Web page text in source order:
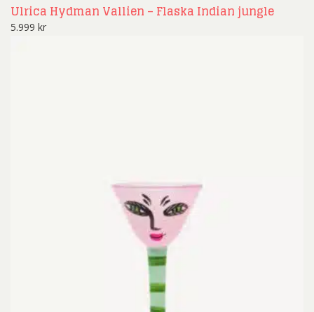
Ulrica Hydman Vallien – Flaska Indian jungle
5.999 kr